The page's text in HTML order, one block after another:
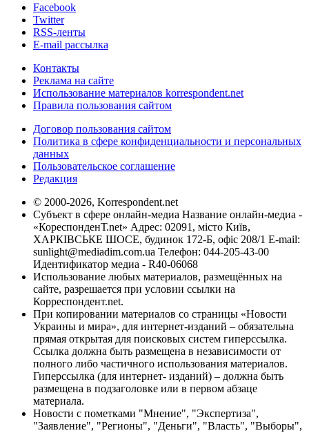
Facebook
Twitter
RSS-ленты
E-mail рассылка
Контакты
Реклама на сайте
Использование материалов korrespondent.net
Правила пользования сайтом
Договор пользования сайтом
Политика в сфере конфиденциальности и персональных
данных
Пользовательское соглашение
Редакция
© 2000-2026, Korrespondent.net
Субъект в сфере онлайн-медиа Название онлайн-медиа -
«КореспонденТ.net» Адрес: 02091, місто Київ,
ХАРКІВСЬКЕ ШОСЕ, будинок 172-Б, офіс 208/1 E-mail:
sunlight@mediadim.com.ua Телефон: 044-205-43-00
Идентификатор медиа - R40-06068
Использование любых материалов, размещённых на
сайте, разрешается при условии ссылки на
Корреспондент.net.
При копировании материалов со страницы «Новости
Украины и мира», для интернет-изданий – обязательна
прямая открытая для поисковых систем гиперссылка.
Ссылка должна быть размещена в независимости от
полного либо частичного использования материалов.
Гиперссылка (для интернет- изданий) – должна быть
размещена в подзаголовке или в первом абзаце
материала.
Новости с пометками "Мнение", "Экспертиза",
"Заявление", "Регионы", "Деньги", "Власть", "Выборы",